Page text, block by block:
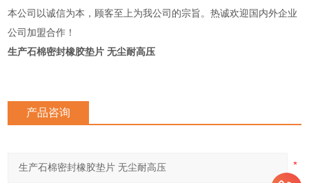
本公司以诚信为本，顾客至上为我公司的宗旨。热诚欢迎国内外企业
公司加盟合作！
生产石棉密封橡胶垫片 无尘耐高压
产品咨询